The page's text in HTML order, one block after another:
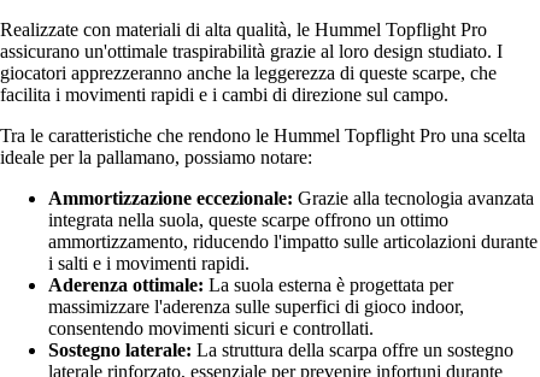
Realizzate con materiali di alta qualità, le Hummel Topflight Pro
assicurano un'ottimale traspirabilità grazie al loro design studiato. I
giocatori apprezzeranno anche la leggerezza di queste scarpe, che
facilita i movimenti rapidi e i cambi di direzione sul campo.
Tra le caratteristiche che rendono le Hummel Topflight Pro una scelta
ideale per la pallamano, possiamo notare:
Ammortizzazione eccezionale: Grazie alla tecnologia avanzata
integrata nella suola, queste scarpe offrono un ottimo
ammortizzamento, riducendo l'impatto sulle articolazioni durante
i salti e i movimenti rapidi.
Aderenza ottimale: La suola esterna è progettata per
massimizzare l'aderenza sulle superfici di gioco indoor,
consentendo movimenti sicuri e controllati.
Sostegno laterale: La struttura della scarpa offre un sostegno
laterale rinforzato, essenziale per prevenire infortuni durante